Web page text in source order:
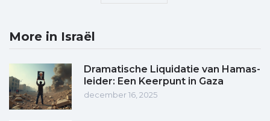
More in Israël
Dramatische Liquidatie van Hamas-
leider: Een Keerpunt in Gaza
december 16, 2025